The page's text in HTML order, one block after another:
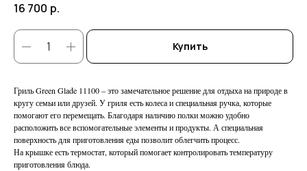
16 700 р.
Купить
Гриль Green Glade 11100 – это замечательное решение для отдыха на природе в
кругу семьи или друзей. У гриля есть колеса и специальная ручка, которые
помогают его перемещать. Благодаря наличию полки можно удобно
расположить все вспомогательные элементы и продукты. А специальная
поверхность для приготовления еды позволит облегчить процесс.
На крышке есть термостат, который помогает контролировать температуру
приготовления блюда.